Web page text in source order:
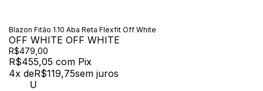
Blazon Fitão 1.10 Aba Reta Flexfit Off White
OFF WHITE OFF WHITE
R$479,00
R$455,05 com Pix
4x deR$119,75sem juros
U